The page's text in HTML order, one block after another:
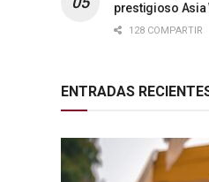
prestigioso Asia
128 COMPARTIR
ENTRADAS